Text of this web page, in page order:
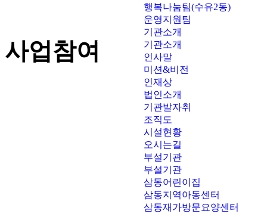
행복나눔팀(수유2동)
운영지원팀
기관소개
기관소개
인사말
미션&비전
인재상
법인소개
기관발자취
조직도
시설현황
오시는길
부설기관
부설기관
삼동어린이집
삼동지역아동센터
삼동재가방문요양센터
사업참여